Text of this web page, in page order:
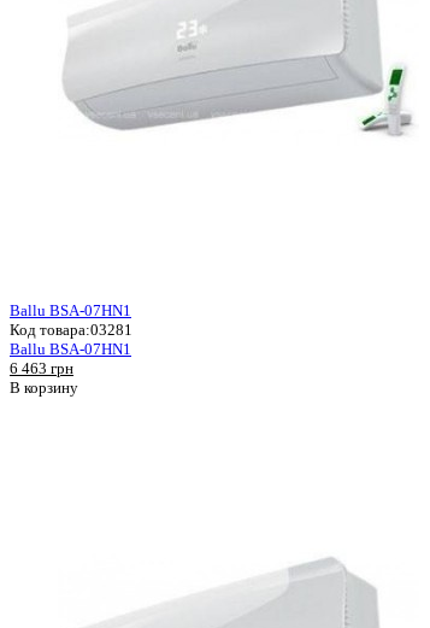
Ballu BSA-07HN1
Код товара:03281
Ballu BSA-07HN1
6 463 грн
В корзину